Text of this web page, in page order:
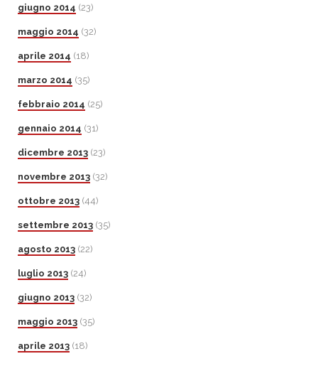
giugno 2014 (23)
maggio 2014 (32)
aprile 2014 (18)
marzo 2014 (35)
febbraio 2014 (25)
gennaio 2014 (31)
dicembre 2013 (23)
novembre 2013 (32)
ottobre 2013 (44)
settembre 2013 (35)
agosto 2013 (22)
luglio 2013 (24)
giugno 2013 (32)
maggio 2013 (35)
aprile 2013 (18)